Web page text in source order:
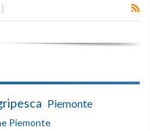
Piemonte
Piemonte